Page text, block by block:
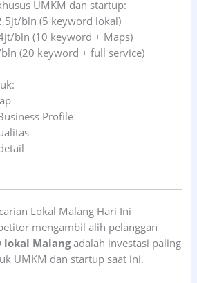
UMKM dan startup:
bln (5 keyword lokal)
bln (10 keyword + Maps)
(20 keyword + full service)
Profile
Lokal Malang Hari Ini
mengambil alih pelanggan
lokal Malangadalah investasi paling
UMKM dan startup saat ini.